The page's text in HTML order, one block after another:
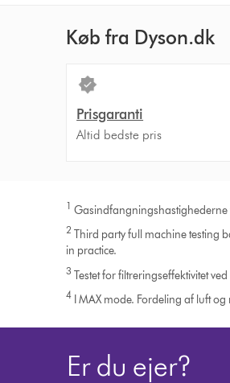
Køb fra Dyson.dk
Prisgaranti
Altid bedste pris
1 Gasindfangningshastighederne
2 Third party full machine testing
in practice.
3 Testet for filtreringseffektivitet
4 I MAX mode. Fordeling af luft
Er du ejer?